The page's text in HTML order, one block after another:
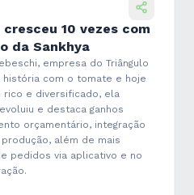
10 vezes com
da Sankhya
empresa do Triângulo
história com o tomate e hoje
e diversificado, ela
e destaca ganhos
orçamentário, integração
além de mais
pedidos via aplicativo e no